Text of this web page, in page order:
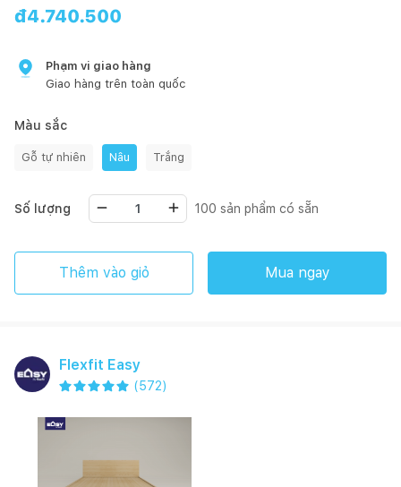
đ4.740.500
Phạm vi giao hàng
Giao hàng trên toàn quốc
Màu sắc
Gỗ tự nhiên Nâu Trắng
Số lượng 100 sản phẩm có sẵn
Thêm vào giỏ Mua ngay
Flexfit Easy
(572)